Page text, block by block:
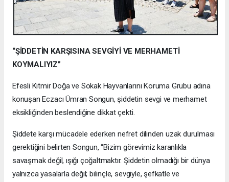
“ŞİDDETİN KARŞISINA SEVGİYİ VE MERHAMETİ
KOYMALIYIZ”
Efesli Kıtmir Doğa ve Sokak Hayvanlarını Koruma Grubu adına
konuşan Eczacı Ümran Songun, şiddetin sevgi ve merhamet
eksikliğinden beslendiğine dikkat çekti.
Şiddete karşı mücadele ederken nefret dilinden uzak durulması
gerektiğini belirten Songun, “Bizim görevimiz karanlıkla
savaşmak değil, ışığı çoğaltmaktır. Şiddetin olmadığı bir dünya
yalnızca yasalarla değil; bilinçle, sevgiyle, şefkatle ve